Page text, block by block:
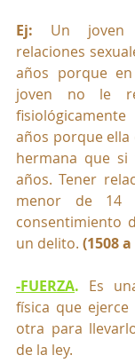
Ej: Un joven
relaciones
años porque
joven no le
años porque ella
hermana que si
años. Tener
menor de 14
consentimiento
un delito. (1508 a
-FUERZA. Es
física que
otra para
de la ley.